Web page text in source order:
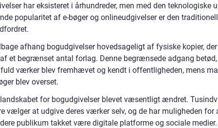
har eksisteret i århundreder, men med den teknologiske
popularitet af e-bøger og onlineudgivelser er den
afhang bogudgivelser hovedsageligt af fysiske kopier,
et begrænset antal forlag. Denne begrænsede adgang
værker blev fremhævet og kendt i offentligheden, mens
blev overset.
for bogudgivelser blevet væsentligt ændret.
vælger at udgive deres værker selv, og de har muligheden for
publikum takket være digitale platforme og sociale